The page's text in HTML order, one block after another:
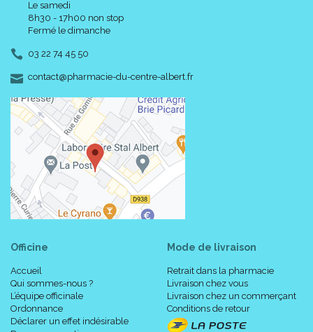
Le samedi
8h30 - 17h00 non stop
Fermé le dimanche
03 22 74 45 50
contact-
@-
pharmacie-du-centre-albert.fr
Officine
Accueil
Qui sommes-nous ?
L’équipe officinale
Ordonnance
Déclarer un effet indésirable
Mode de livraison
Retrait dans la pharmacie
Livraison chez vous
Livraison chez un commerçant
Conditions de retour